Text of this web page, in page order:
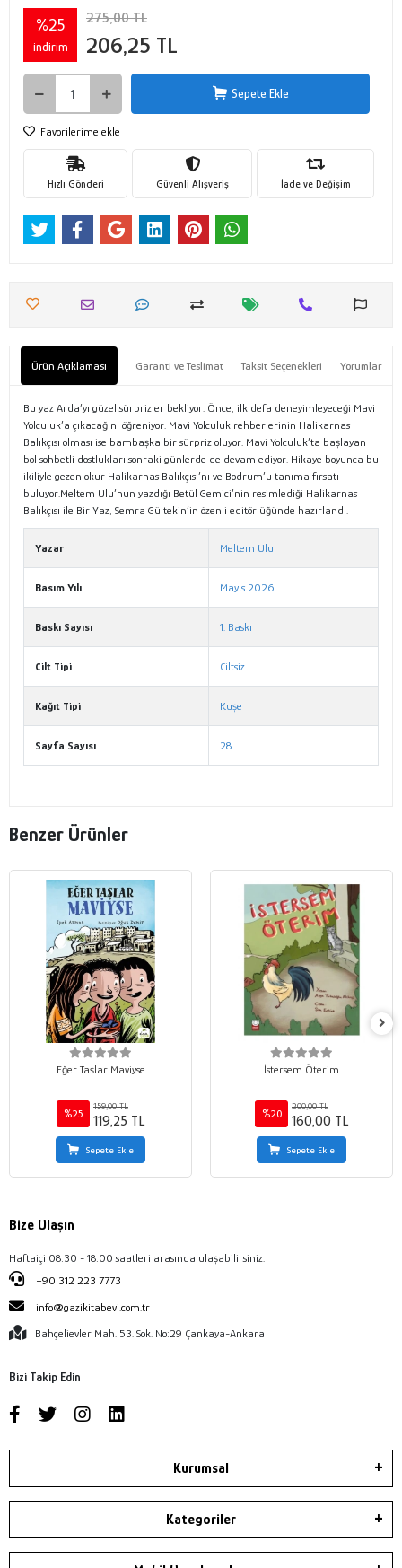
%25
indirim
275,00 TL
206,25 TL
Sepete Ekle
Favorilerime ekle
Hızlı Gönderi Güvenli Alışveriş İade ve Değişim
Ürün Açıklaması Garanti ve Teslimat Taksit Seçenekleri Yorumlar
Bu yaz Arda’yı güzel sürprizler bekliyor. Önce, ilk defa deneyimleyeceği Mavi
Yolculuk’a çıkacağını öğreniyor. Mavi Yolculuk rehberlerinin Halikarnas
Balıkçısı olması ise bambaşka bir sürpriz oluyor. Mavi Yolculuk’ta başlayan
bol sohbetli dostlukları sonraki günlerde de devam ediyor. Hikaye boyunca bu
ikiliyle gezen okur Halikarnas Balıkçısı’nı ve Bodrum’u tanıma fırsatı
buluyor.Meltem Ulu’nun yazdığı Betül Gemici’nin resimlediği Halikarnas
Balıkçısı ile Bir Yaz, Semra Gültekin’in özenli editörlüğünde hazırlandı.
Yazar Meltem Ulu
Basım Yılı Mayıs 2026
Baskı Sayısı 1. Baskı
Cilt Tipi Ciltsiz
Kağıt Tipi Kuşe
Sayfa Sayısı 28
Benzer Ürünler
Eğer Taşlar Maviyse
%25
159,00 TL
119,25 TL
Sepete Ekle
İstersem Öterim
%20
200,00 TL
160,00 TL
Sepete Ekle
Bize Ulaşın
Haftaiçi 08:30 - 18:00 saatleri arasında ulaşabilirsiniz.
+90 312 223 7773
info@gazikitabevi.com.tr
Bahçelievler Mah. 53. Sok. No:29 Çankaya-Ankara
Bizi Takip Edin
Kurumsal
Kategoriler